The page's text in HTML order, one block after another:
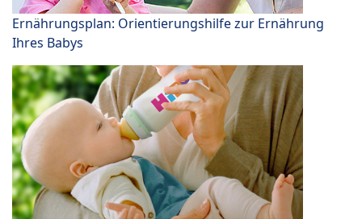
Ernährungsplan: Orientierungshilfe zur Ernährung
Ihres Babys